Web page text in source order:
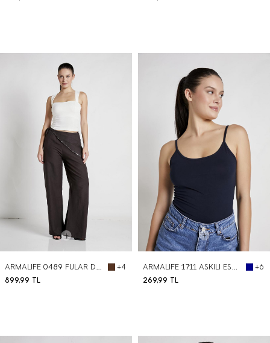
BEDEN SEÇ BEDEN SEÇ
ARMALIFE 0489 FULAR DETAYLI BEL LASTİKLİ CEPLİ KADIN PANTOLON
+4
899,99 TL
ARMALIFE 1711 ASKILI ESNEK PAMUK KADIN ATLET
+6
269,99 TL